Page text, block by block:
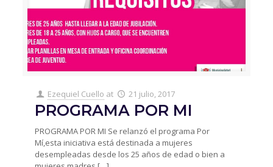
Ezequiel Cuello at 21 julio, 2017
PROGRAMA POR MI
PROGRAMA POR MI Se relanzó el programa Por
Mí,esta iniciativa está destinada a mujeres
desempleadas desde los 25 años de edad o bien a